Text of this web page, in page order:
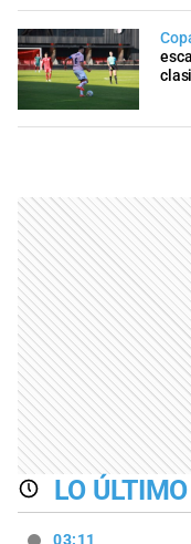
LO ÚLTIMO
03:11